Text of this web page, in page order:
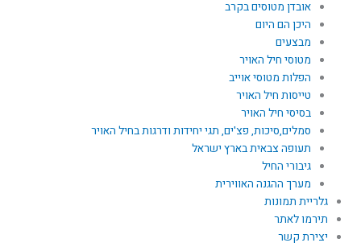
אובדן מטוסים בקרב
היכן הם היום
מבצעים
מטוסי חיל האויר
הפלות מטוסי אוייב
טייסות חיל האויר
בסיסי חיל האויר
סמלים,סיכות, פצ'ים, תגי יחידות ודרגות בחיל האויר
תעופה צבאית בארץ ישראל
גיבורי החיל
מערך ההגנה האווירית
גלריית תמונות
תירמו לאתר
יצירת קשר